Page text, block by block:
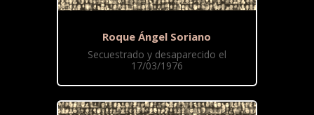
Roque Ángel Soriano
Secuestrado y desaparecido el
17/03/1976